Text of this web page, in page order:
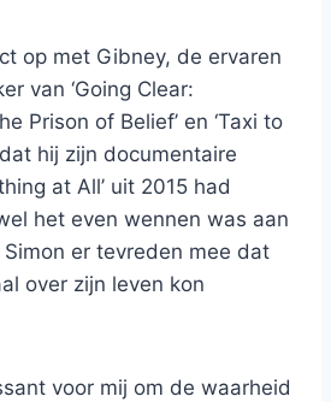
op met Gibney, de ervaren
van ‘Going Clear:
Prison of Belief’ en ‘Taxi to
hij zijn documentaire
at All’ uit 2015 had
het even wennen was aan
Simon er tevreden mee dat
over zijn leven kon
voor mij om de waarheid